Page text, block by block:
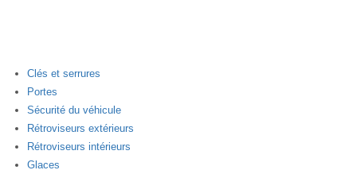
Clés et serrures
Portes
Sécurité du véhicule
Rétroviseurs extérieurs
Rétroviseurs intérieurs
Glaces